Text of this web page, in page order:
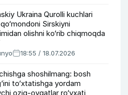
Ukraina Qurolli kuchlari
Sirskiyni
olishni ko‘rib chiqmoqda
18:55 / 18.07.2026
shoshilmang: bosh
to‘xtatishga yordam
oziq-ovqatlar ro‘yxati